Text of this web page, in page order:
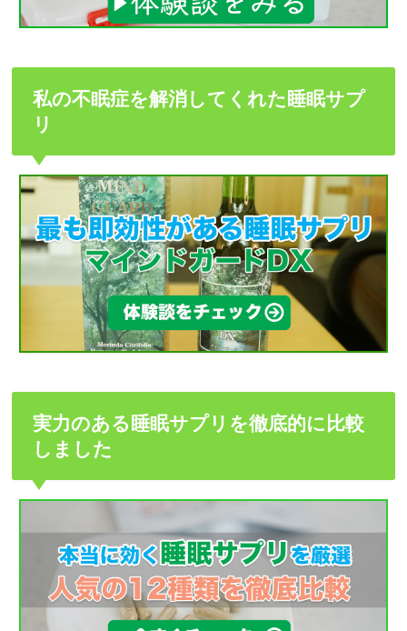
私の不眠症を解消してくれた睡眠サプ
リ
実力のある睡眠サプリを徹底的に比較
しました